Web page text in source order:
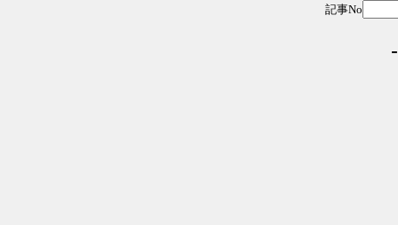
記事No